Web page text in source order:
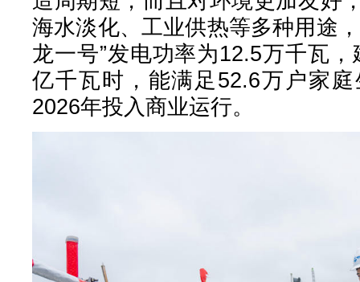
海水淡化、工业供热等多种用途
龙一号”发电功率为12.5万千瓦
亿千瓦时，能满足52.6万户家
2026年投入商业运行。